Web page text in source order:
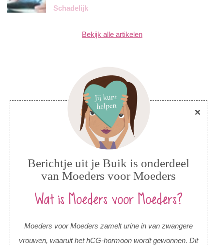
Schadelijk
Bekijk alle artikelen
Berichtje uit je Buik is onderdeel
van Moeders voor Moeders
Wat is Moeders voor Moeders?
Moeders voor Moeders zamelt urine in van zwangere
vrouwen, waaruit het hCG-hormoon wordt gewonnen. Dit